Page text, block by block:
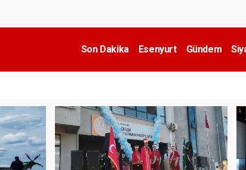
Son Dakika Esenyurt Gündem